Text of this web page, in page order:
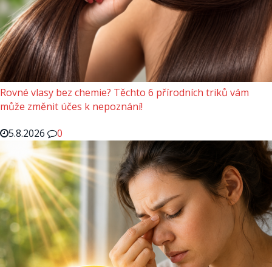
Rovné vlasy bez chemie? Těchto 6 přírodních triků vám
může změnit účes k nepoznání!
5.8.2026
0